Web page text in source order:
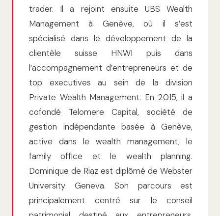
trader. Il a rejoint ensuite UBS Wealth
Management à Genève, où il s’est
spécialisé dans le développement de la
clientèle suisse HNWI puis dans
l’accompagnement d’entrepreneurs et de
top executives au sein de la division
Private Wealth Management. En 2015, il a
cofondé Telomere Capital, société de
gestion indépendante basée à Genève,
active dans le wealth management, le
family office et le wealth planning.
Dominique de Riaz est diplômé de Webster
University Geneva. Son parcours est
principalement centré sur le conseil